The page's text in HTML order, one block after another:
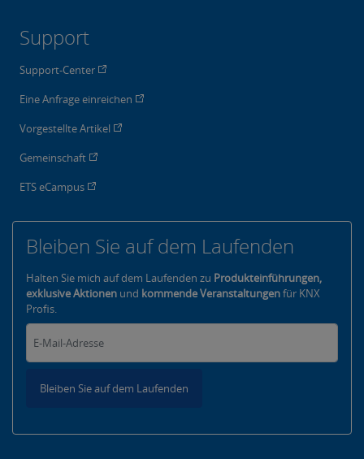
Support
Support-Center
Eine Anfrage einreichen
Vorgestellte Artikel
Gemeinschaft
ETS eCampus
Bleiben Sie auf dem Laufenden
Halten Sie mich auf dem Laufenden zu Produkteinführungen,
exklusive Aktionen und kommende Veranstaltungenfür KNX
Profis.
Bleiben Sie auf dem Laufenden